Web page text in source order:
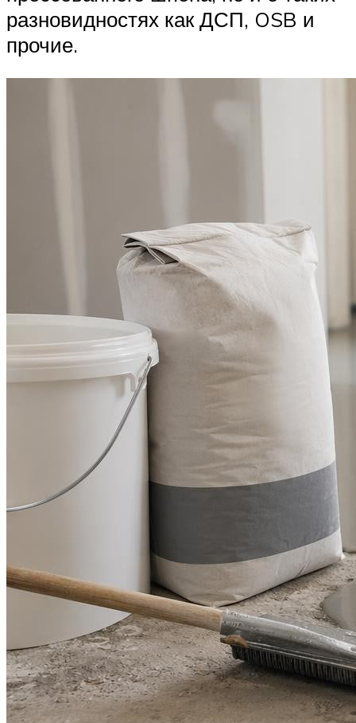
разновидностях как ДСП, OSB и
прочие.